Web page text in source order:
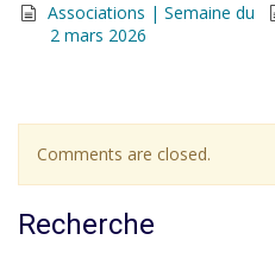
Associations | Semaine du
2 mars 2026
Comments are closed.
Recherche